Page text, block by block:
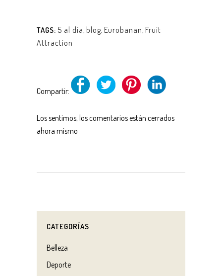
TAGS: 5 al día, blog, Eurobanan, Fruit
Attraction
Compartir:
Los sentimos, los comentarios están cerrados
ahora mismo
CATEGORÍAS
Belleza
Deporte